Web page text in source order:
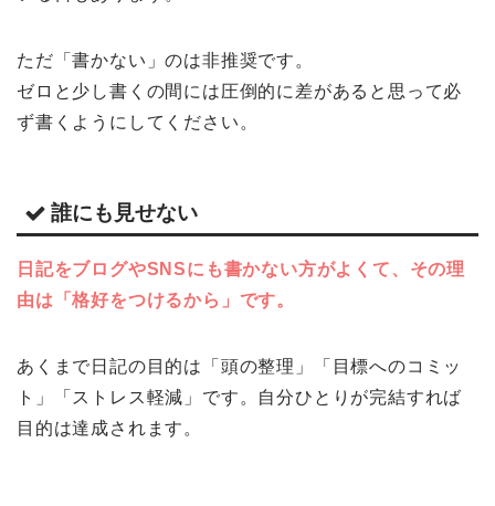
ただ「書かない」のは非推奨です。
ゼロと少し書くの間には圧倒的に差があると思って必
ず書くようにしてください。
誰にも見せない
日記をブログやSNSにも書かない方がよくて、その理
由は「格好をつけるから」です。
あくまで日記の目的は「頭の整理」「目標へのコミッ
ト」「ストレス軽減」です。自分ひとりが完結すれば
目的は達成されます。